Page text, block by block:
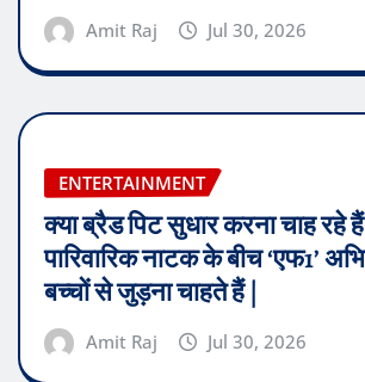
Amit Raj Jul 30, 2026
ENTERTAINMENT
क्या ब्रैड पिट सुधार करना चाह रहे
पारिवारिक नाटक के बीच ‘एफ1’
बच्चों से जुड़ना चाहते हैं |
Amit Raj Jul 30, 2026